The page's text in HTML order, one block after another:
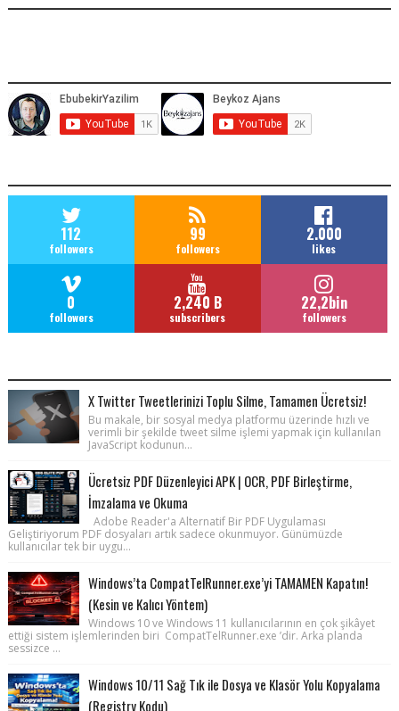
112
followers
99
followers
2.000
likes
0
followers
2,240 B
subscribers
22,2bin
followers
X Twitter Tweetlerinizi Toplu Silme, Tamamen Ücretsiz!
Bu makale, bir sosyal medya platformu üzerinde hızlı ve
verimli bir şekilde tweet silme işlemi yapmak için kullanılan
JavaScript kodunun...
Ücretsiz PDF Düzenleyici APK | OCR, PDF Birleştirme,
İmzalama ve Okuma
Adobe Reader'a Alternatif Bir PDF Uygulaması
Geliştiriyorum PDF dosyaları artık sadece okunmuyor. Günümüzde
kullanıcılar tek bir uygu...
Windows’ta CompatTelRunner.exe’yi TAMAMEN Kapatın!
(Kesin ve Kalıcı Yöntem)
Windows 10 ve Windows 11 kullanıcılarının en çok şikâyet
ettiği sistem işlemlerinden biri CompatTelRunner.exe ’dir. Arka planda
sessizce ...
Windows 10/11 Sağ Tık ile Dosya ve Klasör Yolu Kopyalama
(Registry Kodu)